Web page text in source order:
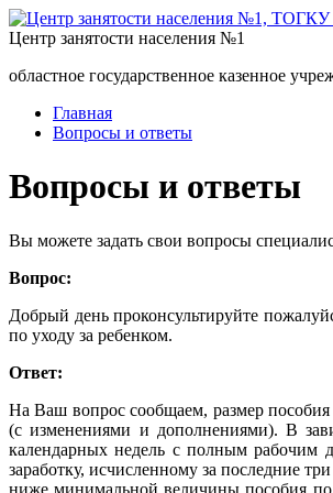
Центр занятости населения №1
областное государственное казенное
Главная
Вопросы и ответы
Вопросы и ответы
Вы можете задать свои вопросы
Вопрос:
Добрый день проконсультируйте
по уходу за ребенком.
Ответ:
На Ваш вопрос сообщаем, размер пособия
(с изменениями и дополнениями). В
календарных недель с полным рабочим
заработку, исчисленному за последние
ниже минимальной величины пособия по